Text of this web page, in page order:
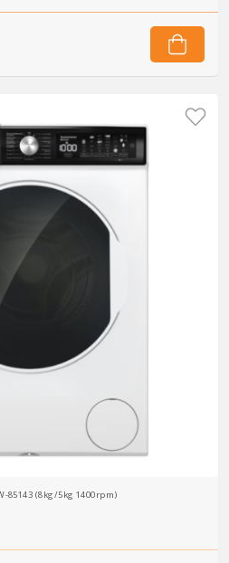
85143 (8kg/5kg 1400rpm)